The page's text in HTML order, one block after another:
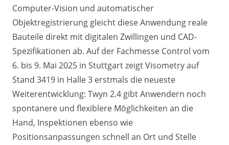
Computer-Vision und automatischer
Objektregistrierung gleicht diese Anwendung reale
Bauteile direkt mit digitalen Zwillingen und CAD-
Spezifikationen ab. Auf der Fachmesse Control vom
6. bis 9. Mai 2025 in Stuttgart zeigt Visometry auf
Stand 3419 in Halle 3 erstmals die neueste
Weiterentwicklung: Twyn 2.4 gibt Anwendern noch
spontanere und flexiblere Möglichkeiten an die
Hand, Inspektionen ebenso wie
Positionsanpassungen schnell an Ort und Stelle